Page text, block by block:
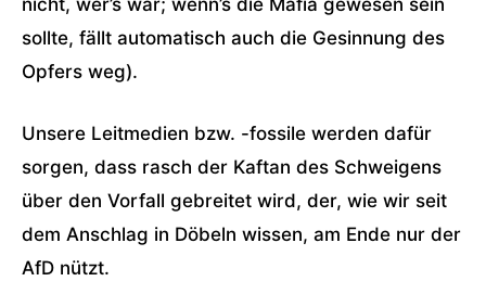
nicht, wer’s war; wenn’s die Mafia gewesen sein
sollte, fällt automatisch auch die Gesinnung des
Opfers weg).
Unsere Leitmedien bzw. -fossile werden dafür
sorgen, dass rasch der Kaftan des Schweigens
über den Vorfall gebreitet wird, der, wie wir seit
dem Anschlag in Döbeln wissen, am Ende nur der
AfD nützt.